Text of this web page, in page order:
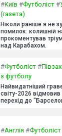
#Київ #Футболіст #
(газета)
Ніколи раніше я не
помилок: колишній
прокоментував
над Карабахом.
#Футболіст #
з футболу
Найвидатніший
світу-2026
перехід до
#Англія #Футболіст